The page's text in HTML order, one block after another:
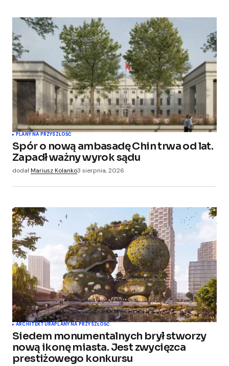
PLANY NA PRZYSZŁOŚĆ
Spór o nową ambasadę Chin trwa od lat.
Zapadł ważny wyrok sądu
dodałMariusz Kolanko3 sierpnia, 2026
ARCHITEKTURAPLANY NA PRZYSZŁOŚĆ
Siedem monumentalnych brył stworzy
nową ikonę miasta. Jest zwycięzca
prestiżowego konkursu